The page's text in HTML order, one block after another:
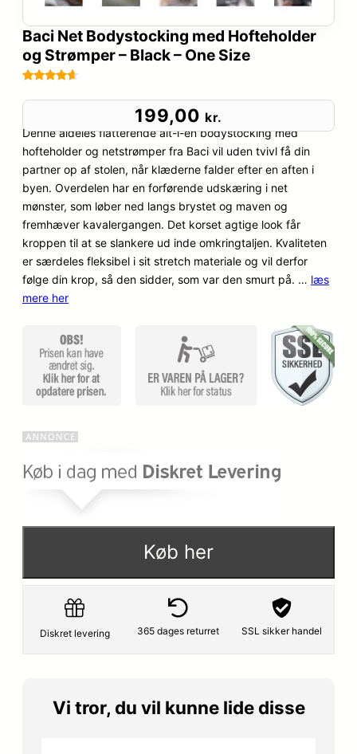
Baci Net Bodystocking med Hofteholder
og Strømper – Black – One Size
som
baseret
på
kundebedø
mmelser
199,00 kr.
Denne aldeles flatterende alt-i-en bodystocking med
hofteholder og netstrømper fra Baci vil uden tvivl få din
partner op af stolen, når klæderne falder efter en aften i
byen. Overdelen har en forførende udskæring i net
mønster, som løber ned langs brystet og maven og
fremhæver kavalergangen. Det korset agtige look får
kroppen til at se slankere ud inde omkringtaljen. Kvaliteten
er særdeles fleksibel i sit stretch materiale og vil derfor
følge din krop, så den sidder, som var den smurt på. … læs
mere her
Køb her
Diskret levering 365 dages returret SSL sikker handel
Vi tror, du vil kunne lide disse